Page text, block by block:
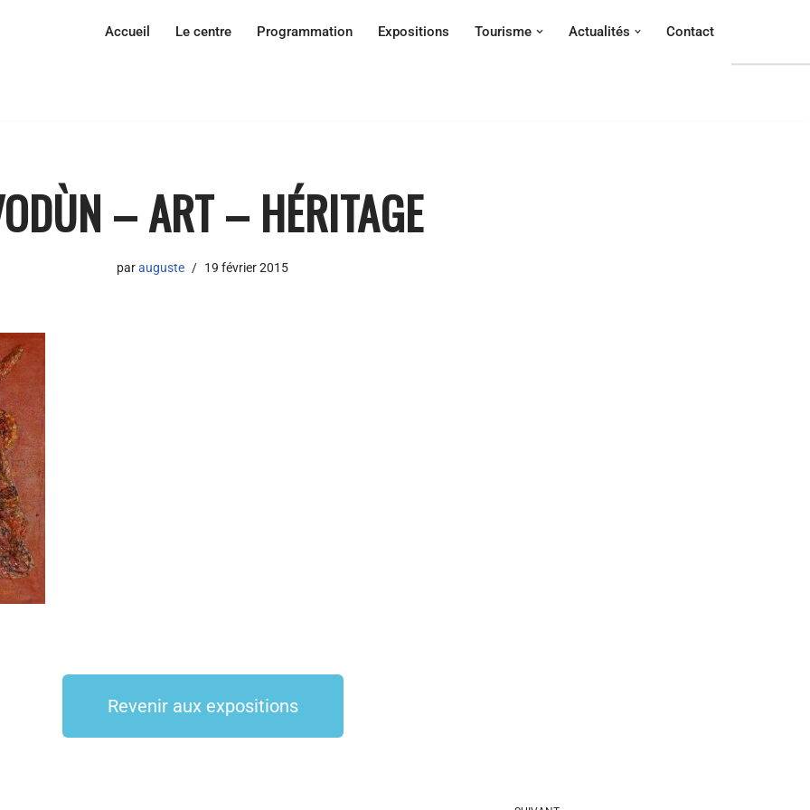
Accueil Le centre Programmation Expositions Tourisme Actualités Contact
– ART – HÉRITAGE
parauguste 19 février 2015
Revenir aux expositions